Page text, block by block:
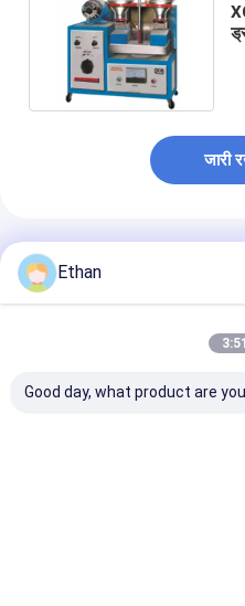
जारी
अनुशंसित उत्पाद
Ethan
Good day, what product are